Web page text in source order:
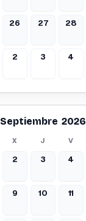
26 27 28
2 3 4
Septiembre 2026
X J V
2 3 4
9 10 11